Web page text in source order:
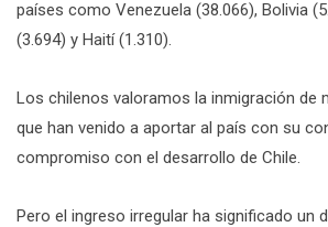
países como Venezuela (38.066), Bolivia
(3.694) y Haití (1.310).
Los chilenos valoramos la inmigración de
que han venido a aportar al país con su
compromiso con el desarrollo de Chile.
Pero el ingreso irregular ha significado un